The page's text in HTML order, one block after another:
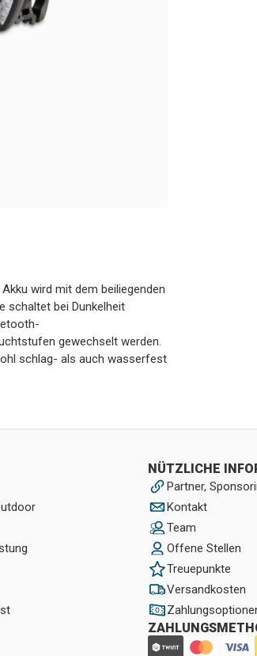
wird mit dem beiliegenden
schaltet bei Dunkelheit
gewechselt werden.
schlag- als auch wasserfest
NÜTZLICHE
Partner,
Kontakt
Team
Offene Stellen
Treuepunkte
Versandkosten